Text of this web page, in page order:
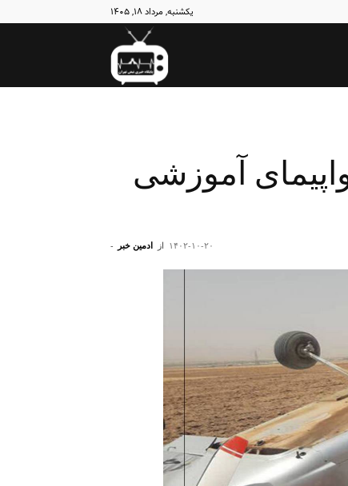
یکشنبه, مرداد ۱۸, ۱۴۰۵
نبض
آموزشی
از ادمین خبر - ۱۴۰۲-۱۰-۲۰